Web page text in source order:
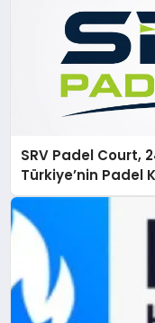
SRV Padel Court,
Türkiye’nin Padel